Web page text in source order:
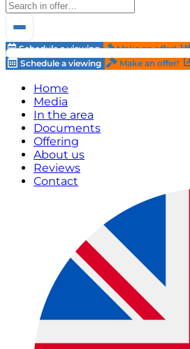
Schedule a viewing Make an offer!
Schedule a viewing
Make an offer!
Home
Media
In the area
Documents
Offering
About us
Reviews
Contact